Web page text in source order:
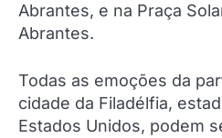
Abrantes, e na Praça
Abrantes.
Todas as emoções da
cidade da Filadélfia,
Estados Unidos, podem